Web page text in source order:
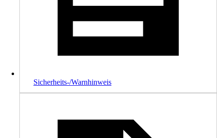
Sicherheits-/Warnhinweis